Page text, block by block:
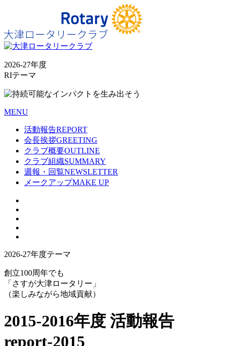
2026-27年度
RIテーマ
MENU
活動報告REPORT
会長挨拶GREETING
クラブ概要OUTLINE
クラブ組織SUMMARY
週報・回覧NEWSLETTER
メークアップMAKE UP
2026-27年度テーマ
創立100周年でも
「さすが大津ロータリー」
（楽しみながら地域貢献）
2015-2016年度 活動報告
report-2015